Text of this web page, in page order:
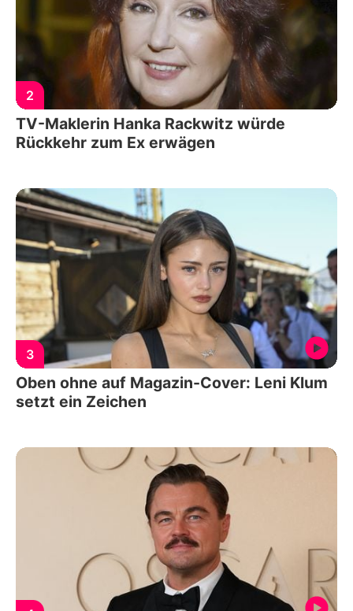
2
TV-Maklerin Hanka Rackwitz würde
Rückkehr zum Ex erwägen
3
Oben ohne auf Magazin-Cover: Leni Klum
setzt ein Zeichen